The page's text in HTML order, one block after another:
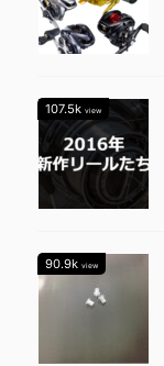
107.5k view
90.9k view